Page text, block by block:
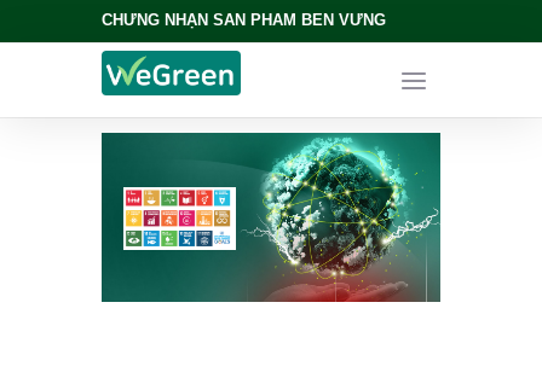
CHỨNG NHẬN SẢN PHẨM BỀN VỮNG